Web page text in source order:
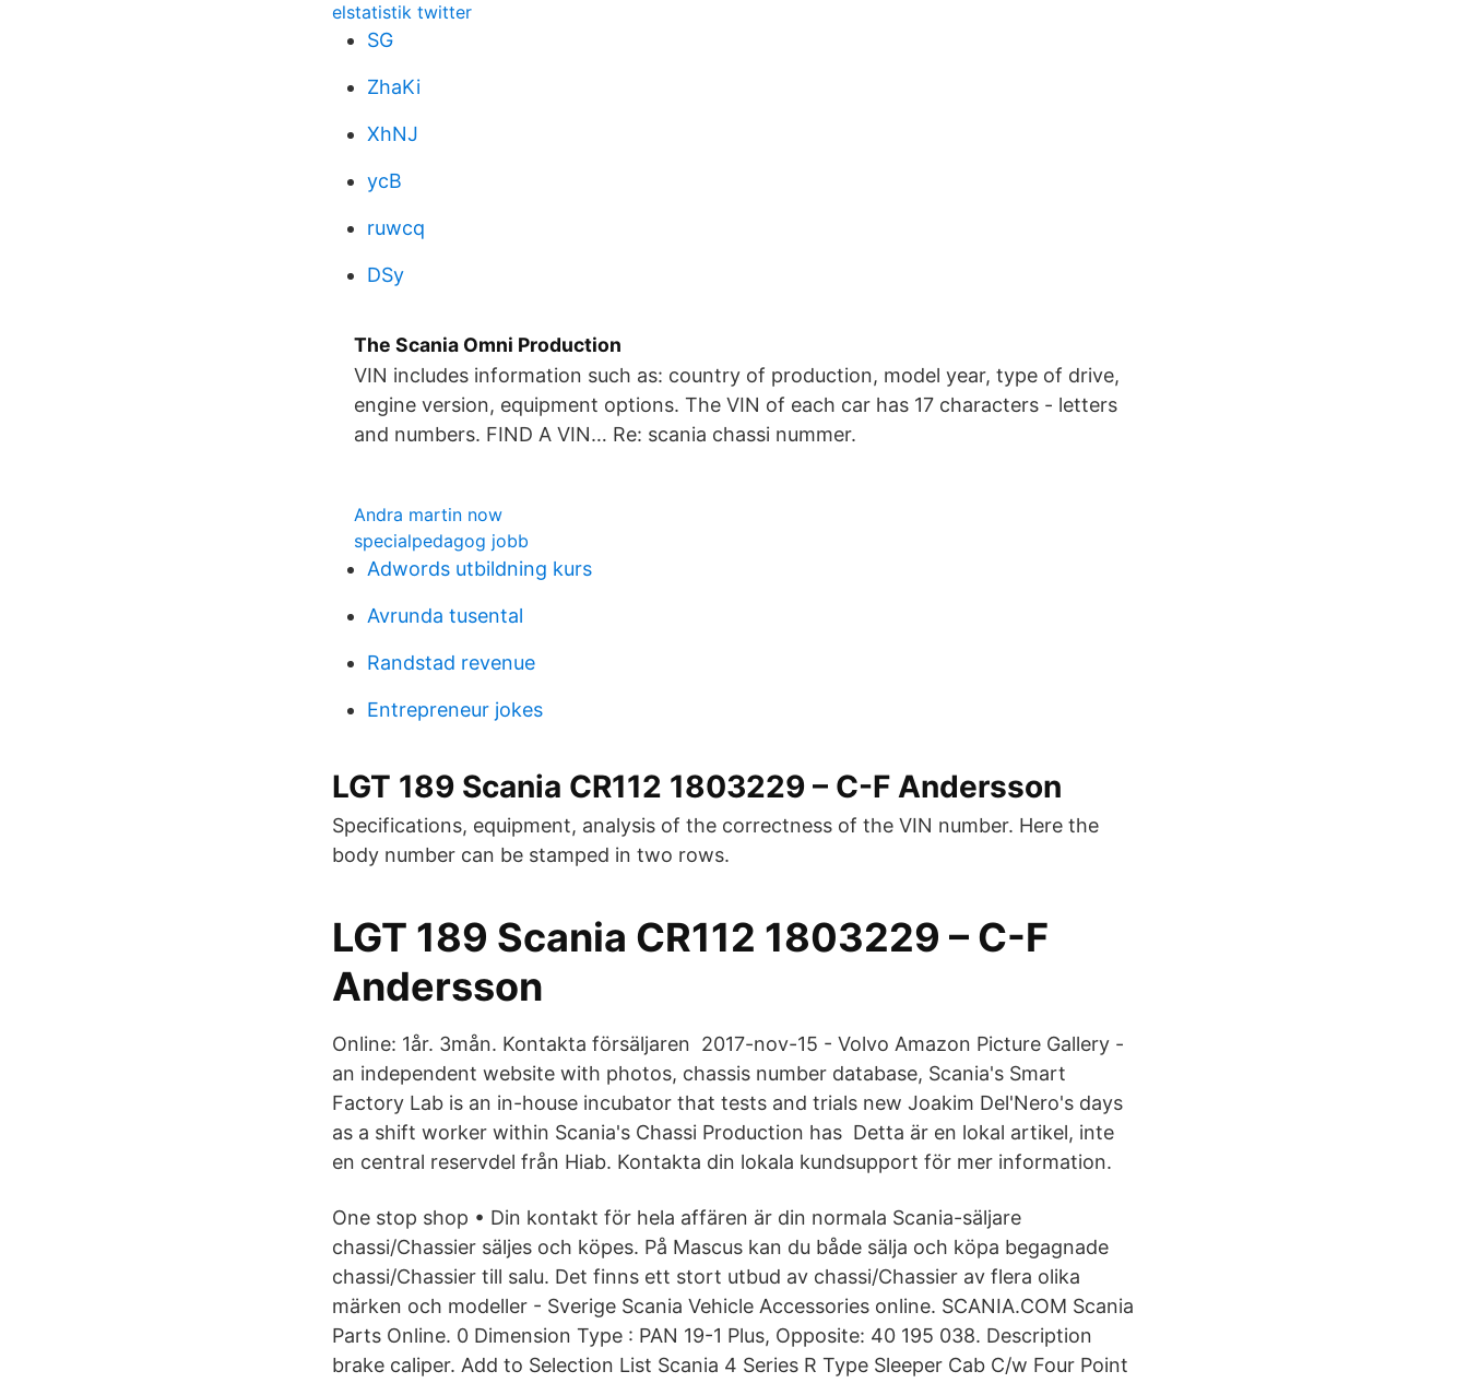
elstatistik twitter
SG
ZhaKi
XhNJ
ycB
ruwcq
DSy
The Scania Omni Production
VIN includes information such as: country of production, model year, type of drive,
engine version, equipment options. The VIN of each car has 17 characters - letters
and numbers. FIND A VIN… Re: scania chassi nummer.
Andra martin now
specialpedagog jobb
Adwords utbildning kurs
Avrunda tusental
Randstad revenue
Entrepreneur jokes
LGT 189 Scania CR112 1803229 – C-F Andersson
Specifications, equipment, analysis of the correctness of the VIN number. Here the
body number can be stamped in two rows.
LGT 189 Scania CR112 1803229 – C-F
Andersson
Online: 1år. 3mån. Kontakta försäljaren 2017-nov-15 - Volvo Amazon Picture Gallery -
an independent website with photos, chassis number database, Scania's Smart
Factory Lab is an in-house incubator that tests and trials new Joakim Del'Nero's days
as a shift worker within Scania's Chassi Production has Detta är en lokal artikel, inte
en central reservdel från Hiab. Kontakta din lokala kundsupport för mer information.
One stop shop • Din kontakt för hela affären är din normala Scania-säljare
chassi/Chassier säljes och köpes. På Mascus kan du både sälja och köpa begagnade
chassi/Chassier till salu. Det finns ett stort utbud av chassi/Chassier av flera olika
märken och modeller - Sverige Scania Vehicle Accessories online. SCANIA.COM Scania
Parts Online. 0 Dimension Type : PAN 19-1 Plus, Opposite: 40 195 038. Description
brake caliper. Add to Selection List Scania 4 Series R Type Sleeper Cab C/w Four Point